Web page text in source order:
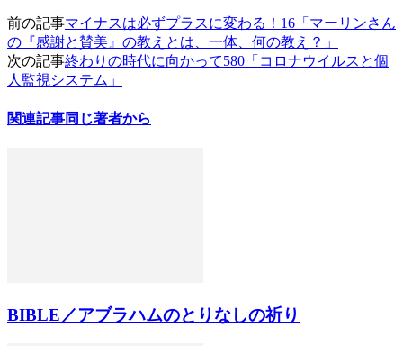
前の記事マイナスは必ずプラスに変わる！16「マーリンさん
の『感謝と賛美』の教えとは、一体、何の教え？」
次の記事終わりの時代に向かって580「コロナウイルスと個
人監視システム」
関連記事同じ著者から
BIBLE／アブラハムのとりなしの祈り